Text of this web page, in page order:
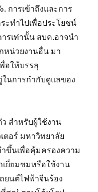
การเข้าถึงและการ
ทำไปเพื่อประโยชน์
รเท่านั้น สบค.อาจนำ
หน่วยงานอื่น มา
อให้บรรลุ
นการกำกับดูแลของ
สำหรับผู้ใช้งาน
ตอร์ มหาวิทยาลัย
ขึ้นเพื่อคุ้มครองความ
เยี่ยมชมหรือใช้งาน
ยนต์ไฟฟ้าจีนร้อง